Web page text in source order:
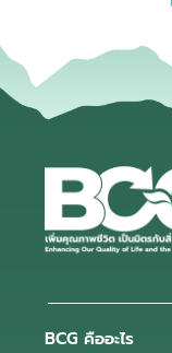
BCG คืออะไร